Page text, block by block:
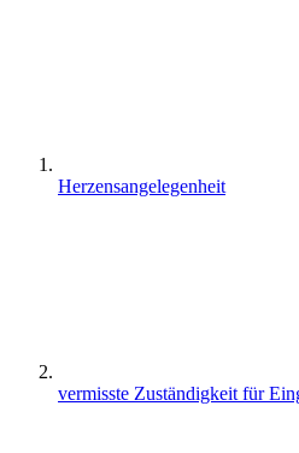
Herzensangelegenheit
vermisste Zuständigkeit für